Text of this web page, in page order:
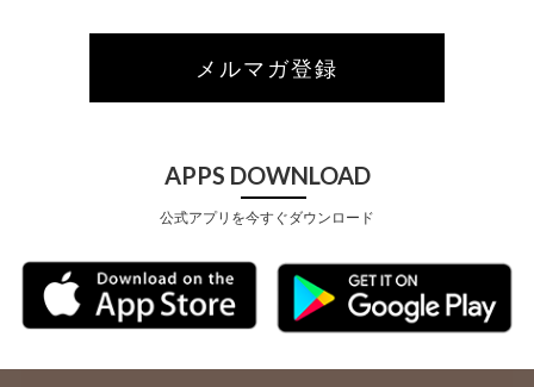
メルマガ登録
APPS DOWNLOAD
公式アプリを今すぐダウンロード